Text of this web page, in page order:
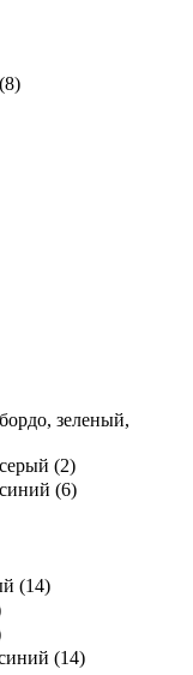
8)
зеленый,
(2)
(6)
(14)
(14)